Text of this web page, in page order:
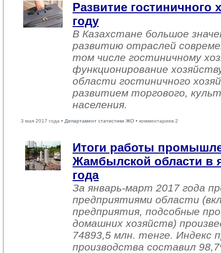
Развитие гостиничного
году
В Казахстане большое
развитию отраслей
том числе гостиничному
функционирование
области гостиничного
развитием торгового,
населения.
3 мая 2017 года • Департамент статистики ЖО • комментариев 2
Итоги работы
Жамбылской области в
года
За январь-март 2017 года
предприятиями области
предприятия, подсобные
домашних хозяйств)
74893,5 млн. тенге. Индекс
производства составил